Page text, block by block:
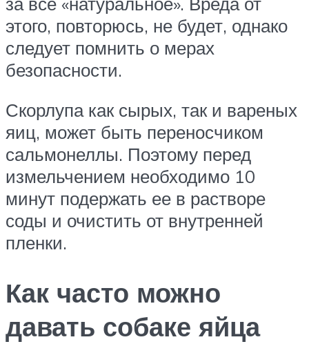
этого, повторюсь, не будет, однако
следует помнить о мерах
безопасности.
Скорлупа как сырых, так и вареных
яиц, может быть переносчиком
сальмонеллы. Поэтому перед
измельчением необходимо 10
минут подержать ее в растворе
соды и очистить от внутренней
пленки.
Как часто можно
давать собаке яйца